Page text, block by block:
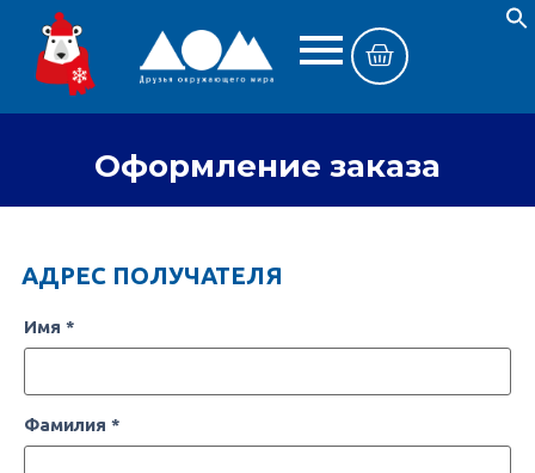
Оформление заказа
АДРЕС ПОЛУЧАТЕЛЯ
Имя *
Фамилия *